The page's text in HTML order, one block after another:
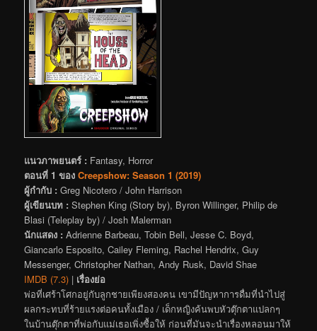
แนวภาพยนตร์ : Fantasy, Horror
ตอนที่ 1 ของCreepshow: Season 1 (2019)
ผู้กำกับ : Greg Nicotero / John Harrison
ผู้เขียนบท : Stephen King (Story by), Byron Willinger, Philip de
Blasi (Teleplay by) / Josh Malerman
นักแสดง : Adrienne Barbeau, Tobin Bell, Jesse C. Boyd,
Giancarlo Esposito, Cailey Fleming, Rachel Hendrix, Guy
Messenger, Christopher Nathan, Andy Rusk, David Shae
IMDB (7.3) | เรื่องย่อ
พ่อที่เศร้าโศกอยู่กับลูกชายเพียงสองคน เขามีปัญหาการดื่มที่นำไปสู่
ผลกระทบที่ร้ายแรงต่อคนทั้งเมือง / เด็กหญิงค้นพบหัวตุ๊กตาแปลกๆ
ในบ้านตุ๊กตาที่พ่อกับแม่เธอเพิ่งซื้อให้ ก่อนที่มันจะนำเรื่องหลอนมาให้